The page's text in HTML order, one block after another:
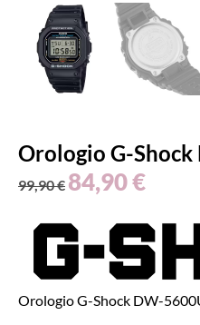
Orologio G-
99,90€ 84,90€
Orologio G-Shock DW-